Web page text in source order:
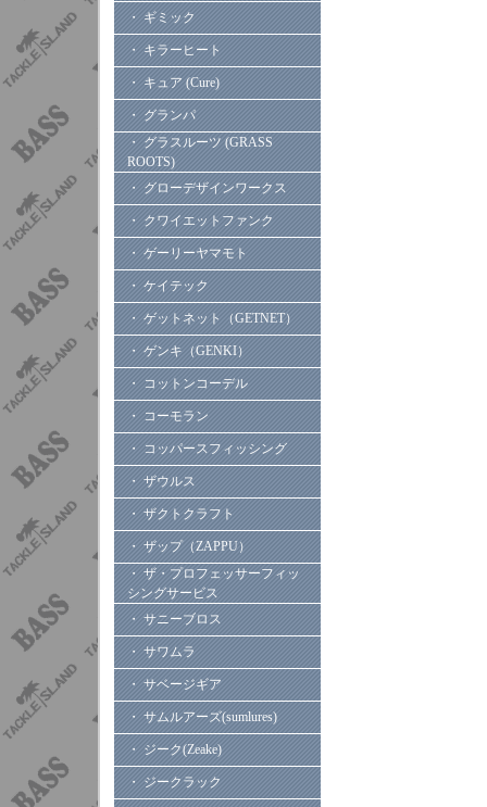
・ ギミック
・ キラーヒート
・ キュア (Cure)
・ グランパ
・ グラスルーツ (GRASS
ROOTS)
・ グローデザインワークス
・ クワイエットファンク
・ ゲーリーヤマモト
・ ケイテック
・ ゲットネット（GETNET）
・ ゲンキ（GENKI）
・ コットンコーデル
・ コーモラン
・ コッパースフィッシング
・ ザウルス
・ ザクトクラフト
・ ザップ（ZAPPU）
・ ザ・プロフェッサーフィッ
シングサービス
・ サニーブロス
・ サワムラ
・ サベージギア
・ サムルアーズ(sumlures)
・ ジーク(Zeake)
・ ジークラック